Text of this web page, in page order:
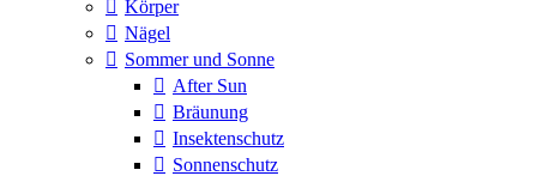
Körper
Nägel
Sommer und Sonne
After Sun
Bräunung
Insektenschutz
Sonnenschutz